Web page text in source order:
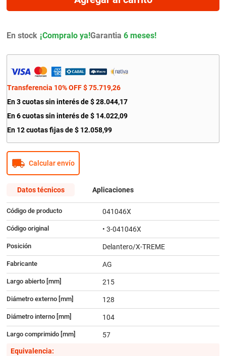
En stock Garantia 6 meses!
Transferencia 10% OFF $ 75.719,26
En 3 cuotas sin interés de $ 28.044,17
En 6 cuotas sin interés de$ 14.022,09
En 12 cuotas fijas de $ 12.058,99
Calcular envío
Datos técnicos Aplicaciones
Código de producto 041046X
Código original • 3-041046X
Posición Delantero/X-TREME
Fabricante AG
Largo abierto [mm] 215
Diámetro externo [mm] 128
Diámetro interno [mm] 104
Largo comprimido [mm]
57
Equivalencia: